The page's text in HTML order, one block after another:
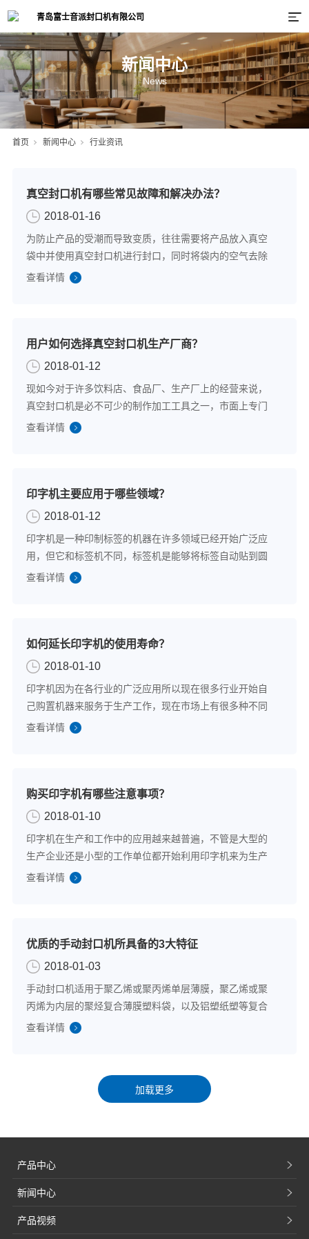
新闻中心
News
首页 新闻中心 行业资讯
真空封口机有哪些常见故障和解决办法？
2018-01-16
为防止产品的受潮而导致变质，往往需要将产品放入真空
袋中并使用真空封口机进行封口，同时将袋内的空气去除
干净，保持产品处于无氧的状态。使用物美价廉的真空封
查看详情
用户如何选择真空封口机生产厂商？
2018-01-12
现如今对于许多饮料店、食品厂、生产厂上的经营来说，
真空封口机是必不可少的制作加工工具之一，市面上专门
生产真空封口机的品牌厂家不少，那么用户应该如何选择
查看详情
印字机主要应用于哪些领域？
2018-01-12
印字机是一种印制标签的机器在许多领域已经开始广泛应
用，但它和标签机不同，标签机是能够将标签自动贴到圆
周表面，而印字机是能够直接将字符打印到多种材料上形
查看详情
如何延长印字机的使用寿命？
2018-01-10
印字机因为在各行业的广泛应用所以现在很多行业开始自
己购置机器来服务于生产工作，现在市场上有很多种不同
品牌和型号的印字机，只要是正规厂家出厂的在质量上都
查看详情
购买印字机有哪些注意事项？
2018-01-10
印字机在生产和工作中的应用越来越普遍，不管是大型的
生产企业还是小型的工作单位都开始利用印字机来为生产
管理活动进行服务。正因为该机器使用的领域越来越广
查看详情
优质的手动封口机所具备的3大特征
2018-01-03
手动封口机适用于聚乙烯或聚丙烯单层薄膜，聚乙烯或聚
丙烯为内层的聚烃复合薄膜塑料袋，以及铝塑纸塑等复合
软包装袋的封口制袋。因手动封口机具有连续封口的特
查看详情
产品中心
新闻中心
产品视频